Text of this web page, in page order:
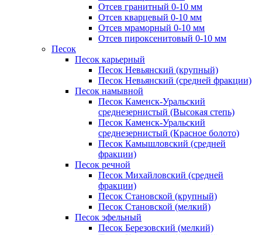
Отсев гранитный 0-10 мм
Отсев кварцевый 0-10 мм
Отсев мраморный 0-10 мм
Отсев пироксенитовый 0-10 мм
Песок
Песок карьерный
Песок Невьянский (крупный)
Песок Невьянский (средней фракции)
Песок намывной
Песок Каменск-Уральский
среднезернистый (Высокая степь)
Песок Каменск-Уральский
среднезернистый (Красное болото)
Песок Камышловский (средней
фракции)
Песок речной
Песок Михайловский (средней
фракции)
Песок Становской (крупный)
Песок Становской (мелкий)
Песок эфельный
Песок Березовский (мелкий)